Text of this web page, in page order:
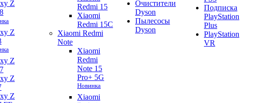
Z
Z
Z
Z
Z
Redmi 15
Xiaomi
Redmi 15C
Xiaomi Redmi
Note
Xiaomi
Redmi
Note 15
Pro+ 5G
Новинка
Xiaomi
Очистители
Dyson
Пылесосы
Dyson
Подписка
PlayStation
Plus
PlayStation
VR